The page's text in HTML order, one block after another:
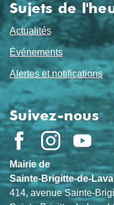
Sujets de
Actualités
Événements
Alertes et notifications
Suivez-nous
Mairie de
Sainte-Brigitte-de-Laval
414, avenue Sainte-